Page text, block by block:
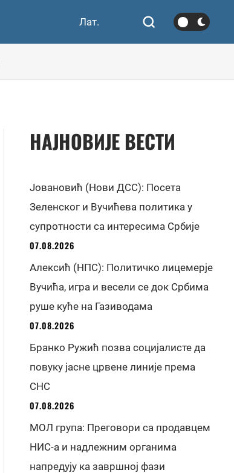
Лат.
НАЈНОВИЈЕ ВЕСТИ
Јовановић (Нови ДСС): Посета
Зеленског и Вучићева политика у
супротности са интересима Србије
07.08.2026
Алексић (НПС): Политичко лицемерје
Вучића, игра и весели се док Србима
руше куће на Газиводама
07.08.2026
Бранко Ружић позва социјалисте да
повуку јасне црвене линије према
СНС
07.08.2026
МОЛ група: Преговори са продавцем
НИС-а и надлежним органима
напредују ка завршној фази